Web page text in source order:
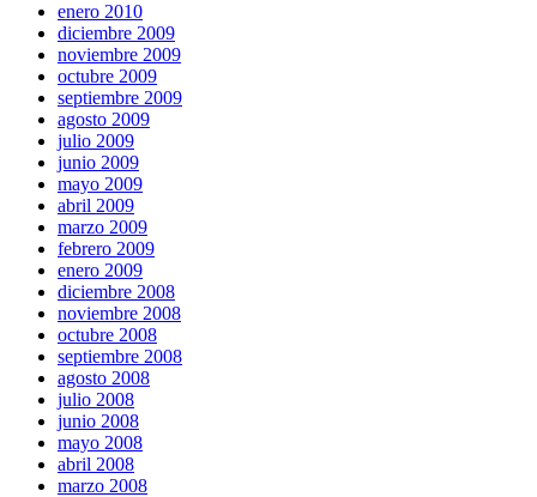
enero 2010
diciembre 2009
noviembre 2009
octubre 2009
septiembre 2009
agosto 2009
julio 2009
junio 2009
mayo 2009
abril 2009
marzo 2009
febrero 2009
enero 2009
diciembre 2008
noviembre 2008
octubre 2008
septiembre 2008
agosto 2008
julio 2008
junio 2008
mayo 2008
abril 2008
marzo 2008